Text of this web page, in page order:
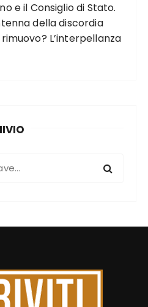
e il Consiglio di Stato.
della discordia
L’interpellanza